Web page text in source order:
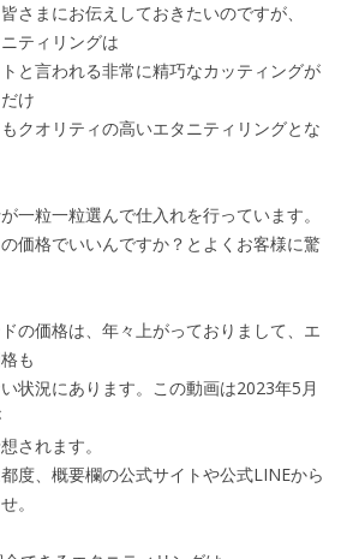
さまにお伝えしておきたいのですが、
ティリングは
と言われる非常に精巧なカッティングが
け
クオリティの高いエタニティリングとな
一粒一粒選んで仕入れを行っています。
価格でいいんですか？とよくお客様に驚
の価格は、年々上がっておりまして、エ
も
状況にあります。この動画は2023年5月
されます。
度、概要欄の公式サイトや公式LINEから
。